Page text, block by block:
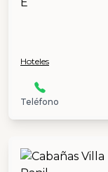
Hoteles
Teléfono